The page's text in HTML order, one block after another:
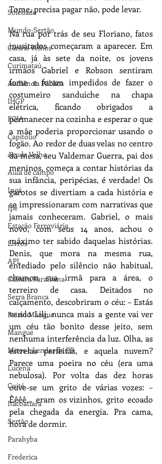
Soledade
Mundo-Sertão
Cariris Velhos
Curimataú
Audiência Pública
IHGP
FCJA
Capitólio
Açude Velho
Aula de campo
Ingá
Ipê
Estação Ferroviária
Livros
APL
Cultura Paraibana
Serra Branca
Pai do Mangue
Mangue
Mitos e Lendas da PB
Lucena
Cuité
Itacoatiara
Sertão
Parahyba
Frederica
Tome, precisa pagar não, pode levar.
Na rua por trás de seu Floriano, fatos
inusitados começaram a aparecer. Em
casa, já às sete da noite, os jovens
irmãos Gabriel e Robson sentiram
fome e foram impedidos de fazer o
costumeiro sanduíche na chapa
elétrica, ficando obrigados a
permanecer na cozinha e esperar o que
a mãe poderia proporcionar usando o
fogão. Ao redor de duas velas no centro
da mesa, seu Valdemar Guerra, pai dos
meninos, começa a contar histórias da
sua infância, peripécias, é verdade! Os
garotos se divertiam a cada história e
se impressionaram com narrativas que
jamais conheceram. Gabriel, o mais
novo, com seus 14 anos, achou o
máximo ter sabido daquelas histórias.
Denis, que mora na mesma rua,
entediado pelo silêncio não habitual,
chamou sua irmã para a área, o
terreiro de casa. Deitados no
calçamento, descobriram o céu: – Estás
vendo Lili, nunca mais a gente vai ver
um céu tão bonito desse jeito, sem
nenhuma interferência da luz. Olha, as
estrelas perfeitas, e aquela nuvem?
Parece uma poeira no céu (era uma
nebulosa). Por volta das dez horas
ouve-se um grito de várias vozes: –
Êêêê... eram os vizinhos, grito ecoado
pela chegada da energia. Pra cama,
hora de dormir.